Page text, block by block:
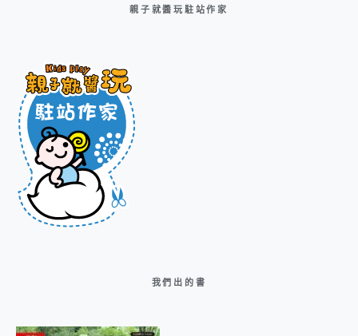
親子就醬玩駐站作家
我們出的書